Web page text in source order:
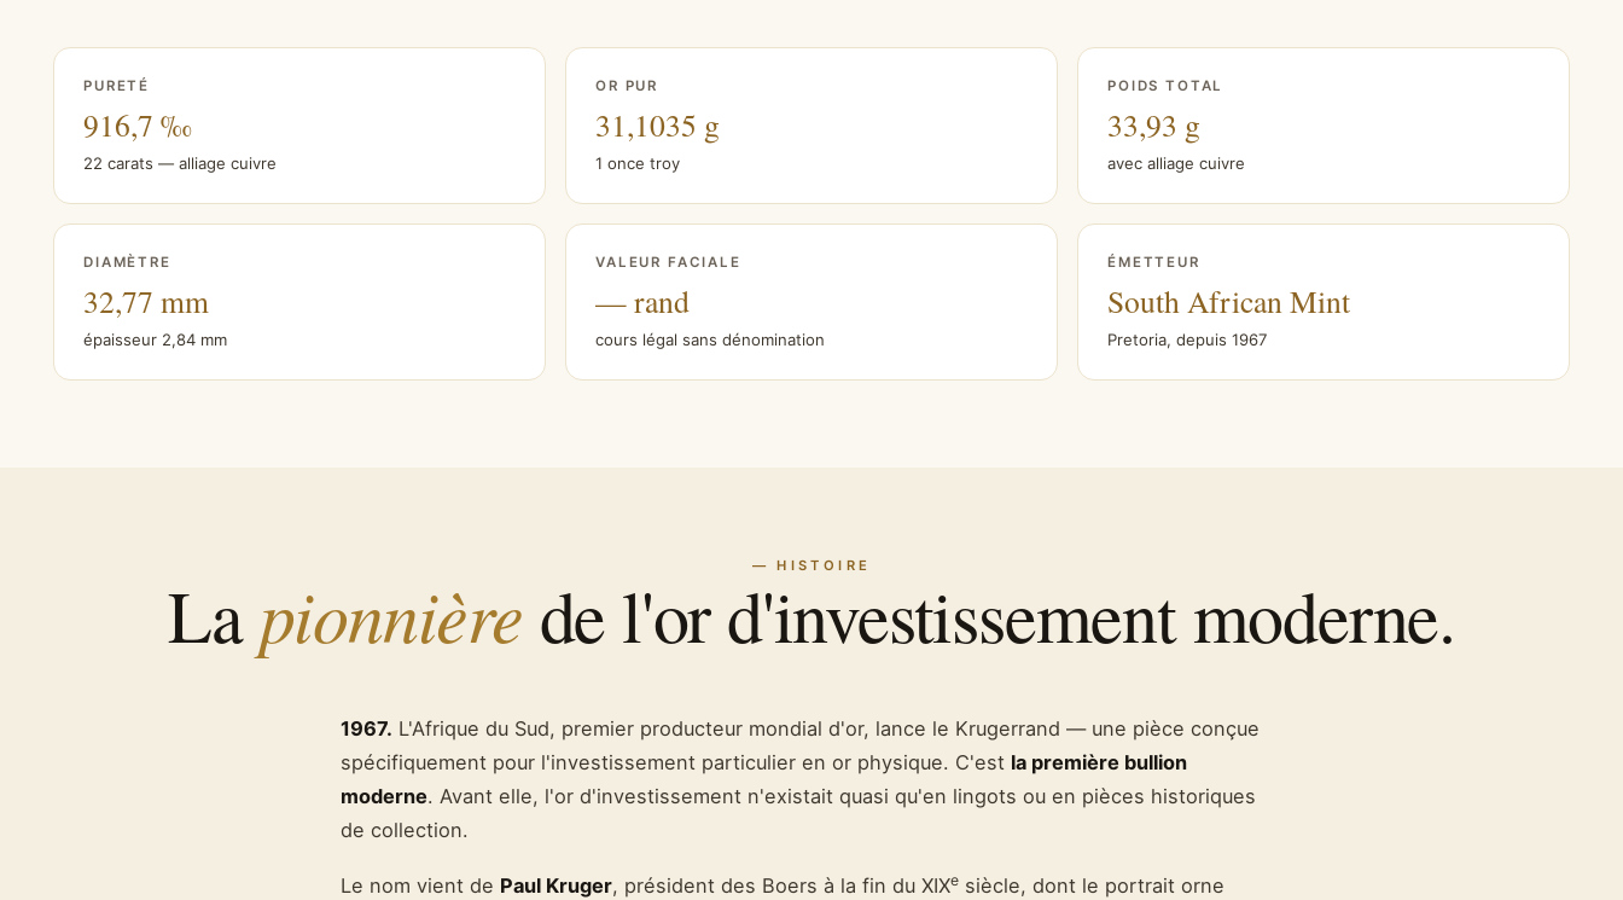
PURETÉ
916,7 ‰
22 carats — alliage cuivre
OR PUR
31,1035 g
1 once troy
POIDS TOTAL
33,93 g
avec alliage cuivre
DIAMÈTRE
32,77 mm
épaisseur 2,84 mm
VALEUR FACIALE
— rand
cours légal sans dénomination
ÉMETTEUR
South African Mint
Pretoria, depuis 1967
— HISTOIRE
Lapionnière de l'or d'investissement moderne.
1967. L'Afrique du Sud, premier producteur mondial d'or, lance le Krugerrand — une pièce conçue
spécifiquement pour l'investissement particulier en or physique. C'est la première bullion
moderne. Avant elle, l'or d'investissement n'existait quasi qu'en lingots ou en pièces historiques
de collection.
Le nom vient de Paul Kruger, président des Boers à la fin du XIXe siècle, dont le portrait orne